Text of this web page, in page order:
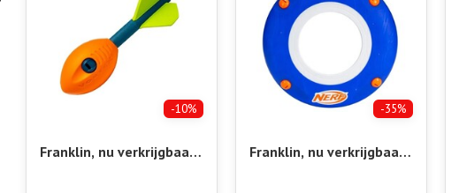
-10%
Franklin, nu verkrijgbaar
-35%
Franklin, nu verkrijgbaar